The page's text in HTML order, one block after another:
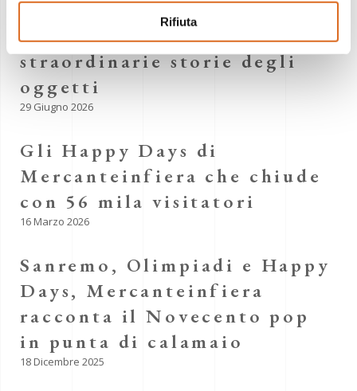
Rifiuta
fino alle cabine telefoniche
– A Mercanteinfiera le
straordinarie storie degli
oggetti
29 Giugno 2026
Gli Happy Days di
Mercanteinfiera che chiude
con 56 mila visitatori
16 Marzo 2026
Sanremo, Olimpiadi e Happy
Days, Mercanteinfiera
racconta il Novecento pop
in punta di calamaio
18 Dicembre 2025